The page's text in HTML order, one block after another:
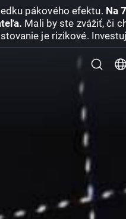
pákového efektu. Na
Mali by ste zvážiť, či
je rizikové.